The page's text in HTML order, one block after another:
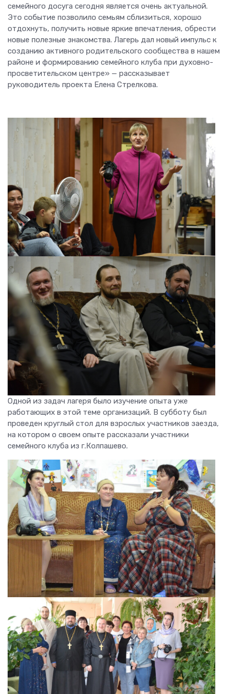
семейного досуга сегодня является очень актуальной.
Это событие позволило семьям сблизиться, хорошо
отдохнуть, получить новые яркие впечатления, обрести
новые полезные знакомства. Лагерь дал новый импульс к
созданию активного родительского сообщества в нашем
районе и формированию семейного клуба при духовно-
просветительском центре» — рассказывает
руководитель проекта Елена Стрелкова.
Одной из задач лагеря было изучение опыта уже
работающих в этой теме организаций. В субботу был
проведен круглый стол для взрослых участников заезда,
на котором о своем опыте рассказали участники
семейного клуба из г.Колпашево.